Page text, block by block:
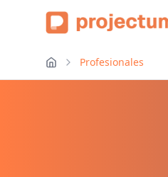
Profesionales